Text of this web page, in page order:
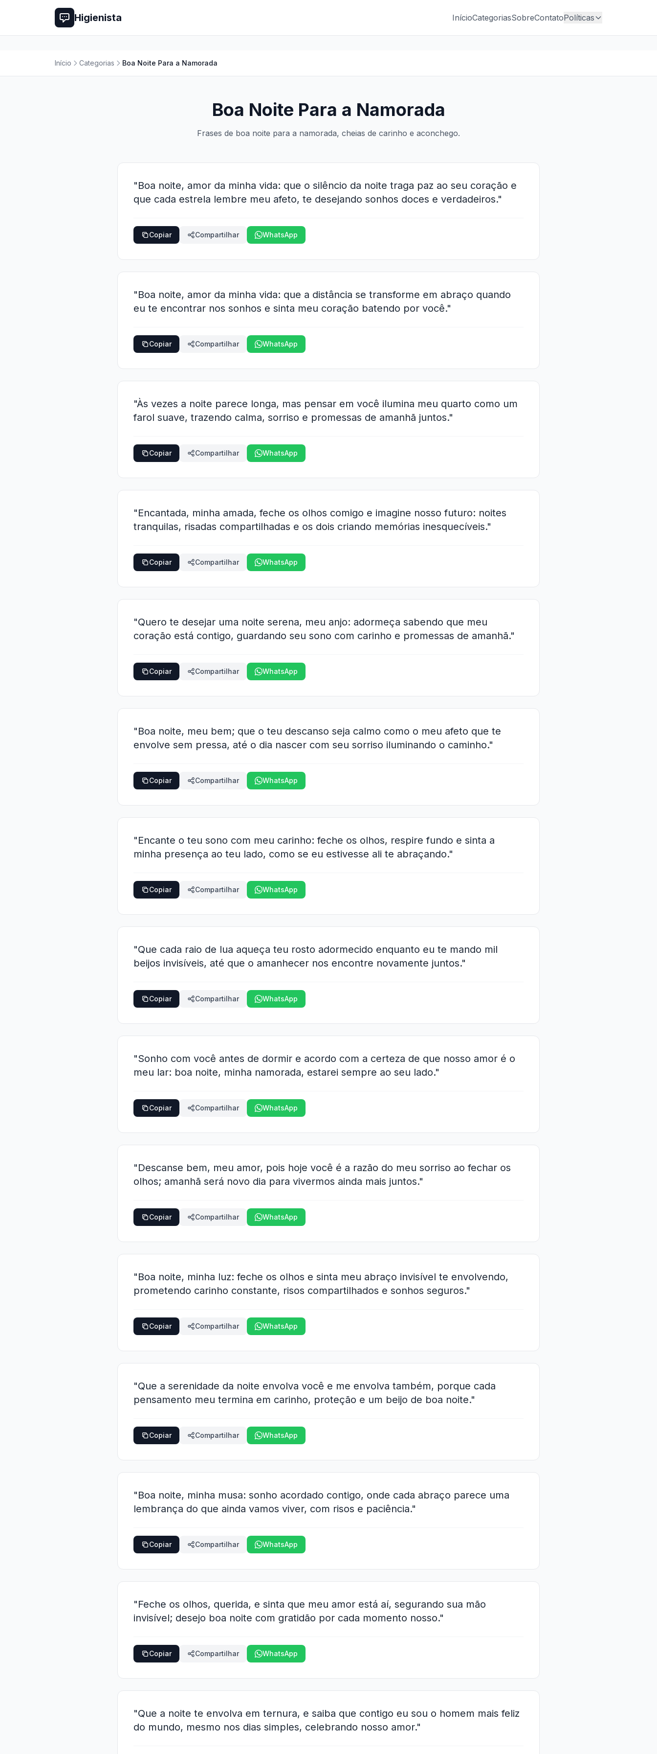
Higienista InícioCategoriasSobreContatoPolíticas
Início Categorias Boa Noite Para a Namorada
Boa Noite Para a Namorada
Frases de boa noite para a namorada, cheias de carinho e aconchego.
"Boa noite, amor da minha vida: que o silêncio da noite traga paz ao seu coração e
que cada estrela lembre meu afeto, te desejando sonhos doces e verdadeiros."
Copiar Compartilhar WhatsApp
"Boa noite, amor da minha vida: que a distância se transforme em abraço quando
eu te encontrar nos sonhos e sinta meu coração batendo por você."
Copiar Compartilhar WhatsApp
"Às vezes a noite parece longa, mas pensar em você ilumina meu quarto como um
farol suave, trazendo calma, sorriso e promessas de amanhã juntos."
Copiar Compartilhar WhatsApp
"Encantada, minha amada, feche os olhos comigo e imagine nosso futuro: noites
tranquilas, risadas compartilhadas e os dois criando memórias inesquecíveis."
Copiar Compartilhar WhatsApp
"Quero te desejar uma noite serena, meu anjo: adormeça sabendo que meu
coração está contigo, guardando seu sono com carinho e promessas de amanhã."
Copiar Compartilhar WhatsApp
"Boa noite, meu bem; que o teu descanso seja calmo como o meu afeto que te
envolve sem pressa, até o dia nascer com seu sorriso iluminando o caminho."
Copiar Compartilhar WhatsApp
"Encante o teu sono com meu carinho: feche os olhos, respire fundo e sinta a
minha presença ao teu lado, como se eu estivesse ali te abraçando."
Copiar Compartilhar WhatsApp
"Que cada raio de lua aqueça teu rosto adormecido enquanto eu te mando mil
beijos invisíveis, até que o amanhecer nos encontre novamente juntos."
Copiar Compartilhar WhatsApp
"Sonho com você antes de dormir e acordo com a certeza de que nosso amor é o
meu lar: boa noite, minha namorada, estarei sempre ao seu lado."
Copiar Compartilhar WhatsApp
"Descanse bem, meu amor, pois hoje você é a razão do meu sorriso ao fechar os
olhos; amanhã será novo dia para vivermos ainda mais juntos."
Copiar Compartilhar WhatsApp
"Boa noite, minha luz: feche os olhos e sinta meu abraço invisível te envolvendo,
prometendo carinho constante, risos compartilhados e sonhos seguros."
Copiar Compartilhar WhatsApp
"Que a serenidade da noite envolva você e me envolva também, porque cada
pensamento meu termina em carinho, proteção e um beijo de boa noite."
Copiar Compartilhar WhatsApp
"Boa noite, minha musa: sonho acordado contigo, onde cada abraço parece uma
lembrança do que ainda vamos viver, com risos e paciência."
Copiar Compartilhar WhatsApp
"Feche os olhos, querida, e sinta que meu amor está aí, segurando sua mão
invisível; desejo boa noite com gratidão por cada momento nosso."
Copiar Compartilhar WhatsApp
"Que a noite te envolva em ternura, e saiba que contigo eu sou o homem mais feliz
do mundo, mesmo nos dias simples, celebrando nosso amor."